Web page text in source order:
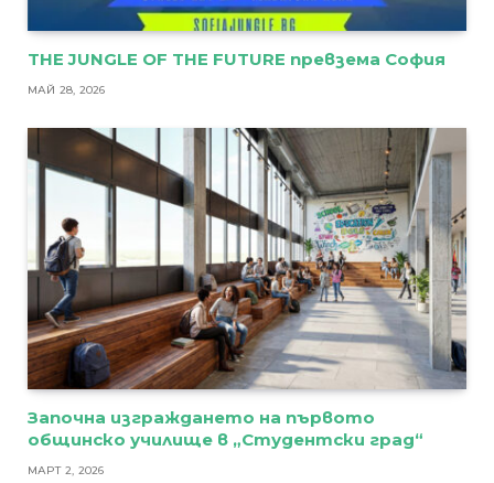
THE JUNGLE OF THE FUTURE превзема София
МАЙ 28, 2026
Започна изграждането на първото
общинско училище в „Студентски град“
МАРТ 2, 2026